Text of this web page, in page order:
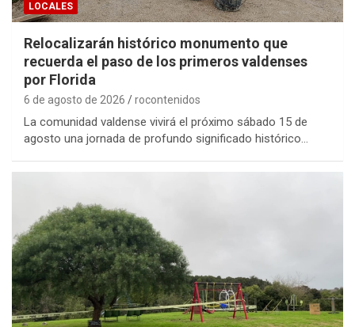
LOCALES
Relocalizarán histórico monumento que
recuerda el paso de los primeros valdenses
por Florida
6 de agosto de 2026 rocontenidos
La comunidad valdense vivirá el próximo sábado 15 de
agosto una jornada de profundo significado histórico…